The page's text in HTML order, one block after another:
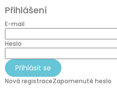
p
a
Přihlášení
E-mail
Heslo
Přihlásit se
Nová registraceZapomenuté heslo